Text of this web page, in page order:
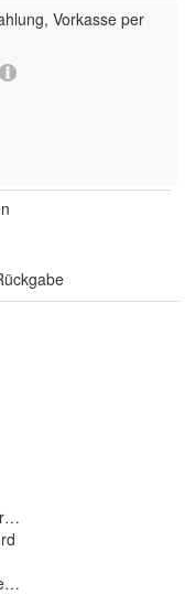
Vorkasse per
5